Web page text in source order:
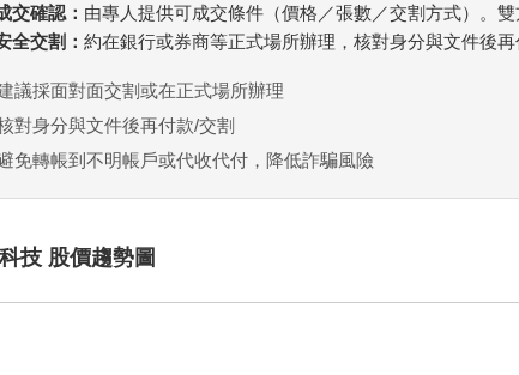
交確認： 由專人提供可成交條件（價格／張數／交割方式）。
全交割：約在銀行或券商等正式場所辦理，核對身分與文件後再
議採面對面交割或在正式場所辦理
對身分與文件後再付款/交割
免轉帳到不明帳戶或代收代付，降低詐騙風險
技 股價趨勢圖